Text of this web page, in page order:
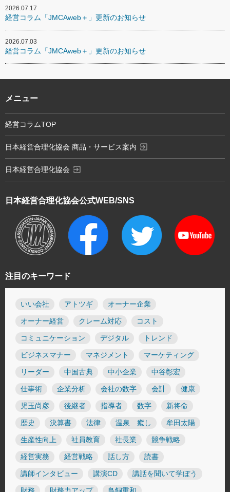
2026.07.17
経営コラム「JMCAweb＋」更新のお知らせ
2026.07.03
経営コラム「JMCAweb＋」更新のお知らせ
注目のキーワード
いい会社 アトツギ オーナー企業
オーナー経営 クレーム対応 コスト
コミュニケーション デジタル トレンド
ビジネスマナー マネジメント マーケティング
リーダー 中国古典 中小企業 中谷彰宏
仕事術 企業分析 会社の数字 会計 健康
児玉尚彦 後継者 指導者 数字 新将命
歴史 決算書 法律 温泉 癒し 牟田太陽
生産性向上 社員教育 社長業 競争戦略
経営実務 経営戦略 話し方 読書
講師インタビュー 講演CD 講話を聞いて学ぼう
日本経営合理化協会公式WEB/SNS
メニュー
経営コラムTOP
日本経営合理化協会 商品・サービス案内 exit_to_app
日本経営合理化協会 exit_to_app